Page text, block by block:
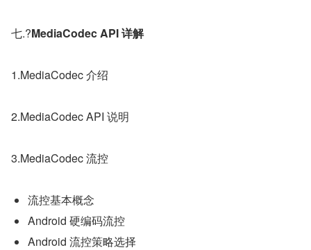
七.?MediaCodec API 详解
1.MediaCodec 介绍
2.MediaCodec API 说明
3.MediaCodec 流控
流控基本概念
Android 硬编码流控
Android 流控策略选择